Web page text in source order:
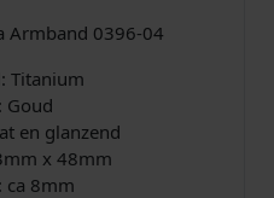
Armband 0396-04
Titanium
Goud
en glanzend
x 48mm
ca 8mm